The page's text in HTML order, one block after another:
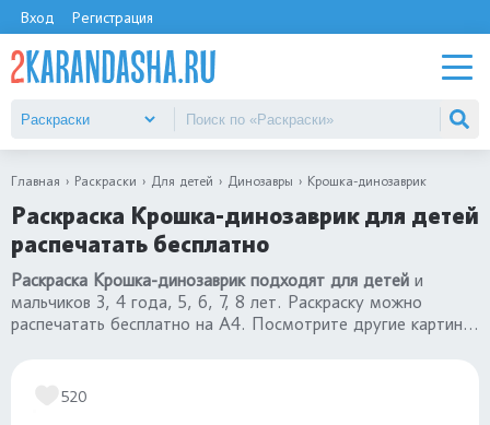
Вход Регистрация
Главная Раскраски Для детей Динозавры Крошка-динозаврик
Раскраска Крошка-динозаврик для детей
распечатать бесплатно
Раскраска Крошка-динозаврик подходят для детей и
мальчиков 3, 4 года, 5, 6, 7, 8 лет. Раскраску можно
распечатать бесплатно на А4. Посмотрите другие картинки
520